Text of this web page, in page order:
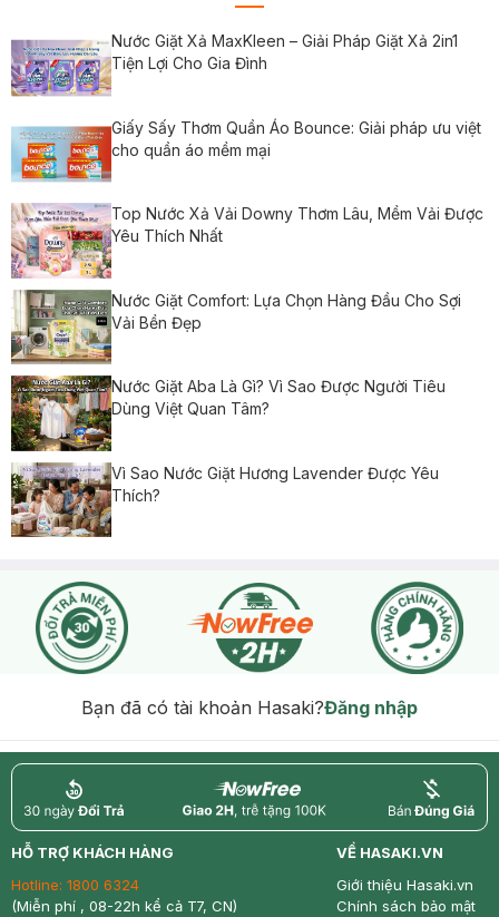
Nước Giặt Xả MaxKleen – Giải Pháp Giặt Xả 2in1
Tiện Lợi Cho Gia Đình
Giấy Sấy Thơm Quần Áo Bounce: Giải pháp ưu việt
cho quần áo mềm mại
Top Nước Xả Vải Downy Thơm Lâu, Mềm Vải Được
Yêu Thích Nhất
Nước Giặt Comfort: Lựa Chọn Hàng Đầu Cho Sợi
Vải Bền Đẹp
Nước Giặt Aba Là Gì? Vì Sao Được Người Tiêu
Dùng Việt Quan Tâm?
Vì Sao Nước Giặt Hương Lavender Được Yêu
Thích?
Bạn đã có tài khoản Hasaki?Đăng nhập
return nowfree price
HỖ TRỢ KHÁCH HÀNG
Hotline: 1800 6324
(Miễn phí , 08-22h kể cả T7, CN)
VỀ HASAKI.VN
Giới thiệu Hasaki.vn
Chính sách bảo mật